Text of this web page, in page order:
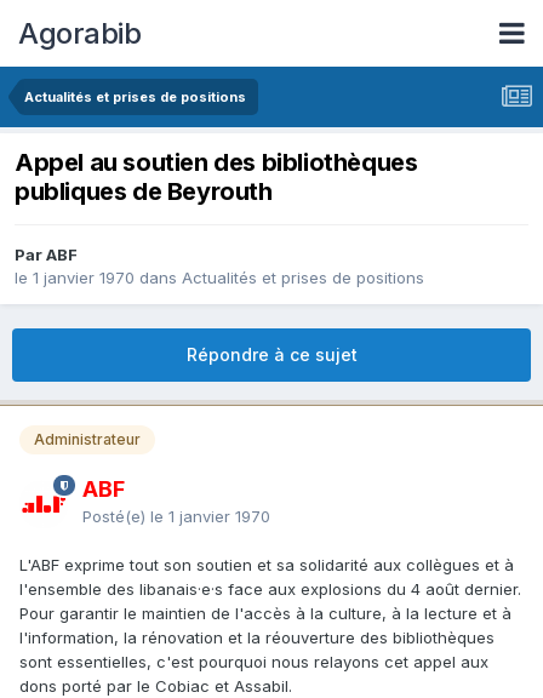
Agorabib
Actualités et prises de positions
Appel au soutien des bibliothèques
publiques de Beyrouth
Par ABF
le 1 janvier 1970 dans Actualités et prises de positions
Répondre à ce sujet
Administrateur
ABF
Posté(e) le 1 janvier 1970
L'ABF exprime tout son soutien et sa solidarité aux collègues et à
l'ensemble des libanais·e·s face aux explosions du 4 août dernier.
Pour garantir le maintien de l'accès à la culture, à la lecture et à
l'information, la rénovation et la réouverture des bibliothèques
sont essentielles, c'est pourquoi nous relayons cet appel aux
dons porté par le Cobiac et Assabil.